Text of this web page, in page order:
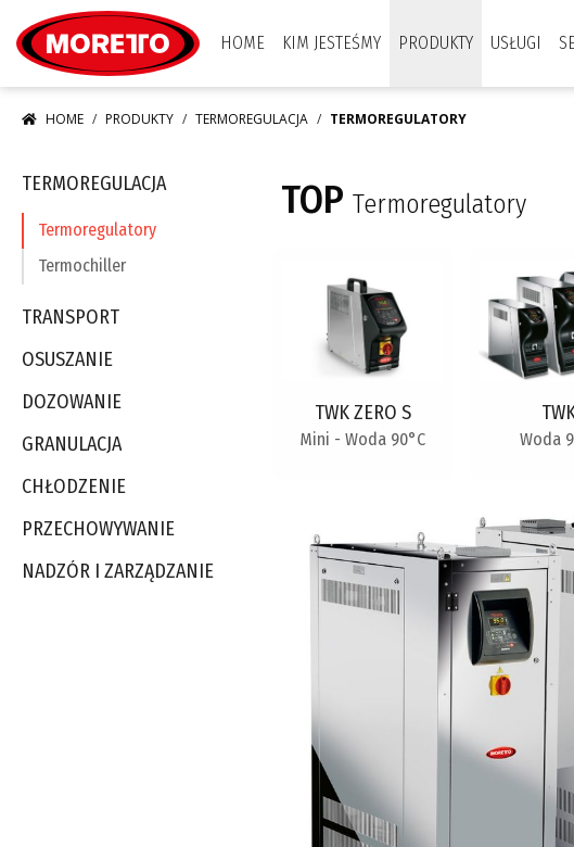
HOME
KIM JESTEŚMY PRODUKTY USŁUGI
HOME PRODUKTY TERMOREGULACJA TERMOREGULATORY
TOP Termoregulatory
TWK ZERO S
Mini - Woda 90°C Woda
TERMOREGULACJA
Termoregulatory
Termochiller
TRANSPORT
OSUSZANIE
DOZOWANIE
GRANULACJA
CHŁODZENIE
PRZECHOWYWANIE
NADZÓR I ZARZĄDZANIE